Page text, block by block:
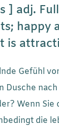
] adj.
happy
is
Gefühl
Dusche
Wenn Sie
die